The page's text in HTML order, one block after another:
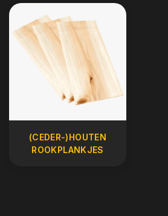
(CEDER-)HOUTEN
ROOKPLANKJES